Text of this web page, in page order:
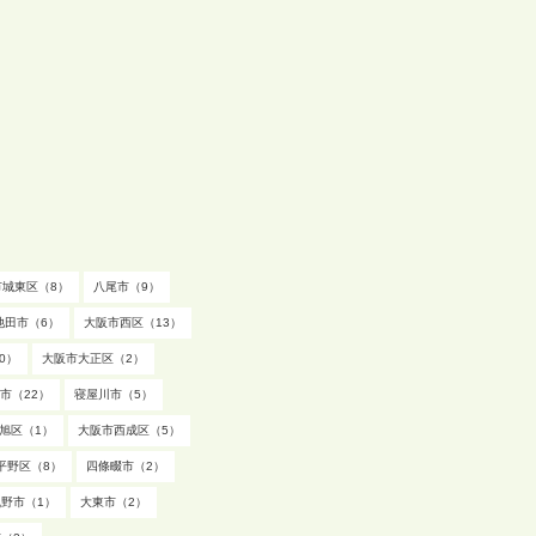
東区（8） 八尾市（9）
田市（6） 大阪市西区（13）
大阪市大正区（2）
（22） 寝屋川市（5）
区（1） 大阪市西成区（5）
野区（8） 四條畷市（2）
市（1） 大東市（2）